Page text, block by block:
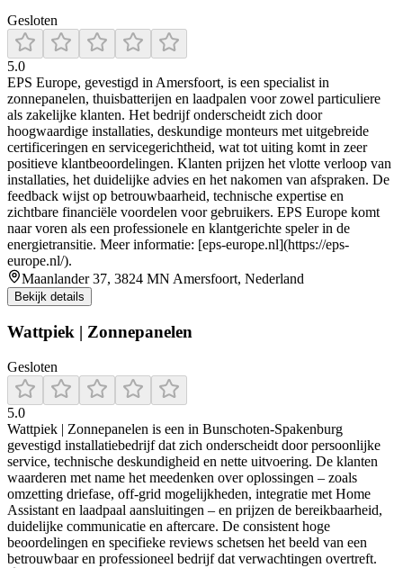
Gesloten
5.0
EPS Europe, gevestigd in Amersfoort, is een specialist in
zonnepanelen, thuisbatterijen en laadpalen voor zowel particuliere
als zakelijke klanten. Het bedrijf onderscheidt zich door
hoogwaardige installaties, deskundige monteurs met uitgebreide
certificeringen en servicegerichtheid, wat tot uiting komt in zeer
positieve klantbeoordelingen. Klanten prijzen het vlotte verloop van
installaties, het duidelijke advies en het nakomen van afspraken. De
feedback wijst op betrouwbaarheid, technische expertise en
zichtbare financiële voordelen voor gebruikers. EPS Europe komt
naar voren als een professionele en klantgerichte speler in de
energietransitie. Meer informatie: [eps-europe.nl](https://eps-
europe.nl/).
Maanlander 37, 3824 MN Amersfoort, Nederland
Bekijk details
Wattpiek | Zonnepanelen
Gesloten
5.0
Wattpiek | Zonnepanelen is een in Bunschoten‑Spakenburg
gevestigd installatiebedrijf dat zich onderscheidt door persoonlijke
service, technische deskundigheid en nette uitvoering. De klanten
waarderen met name het meedenken over oplossingen – zoals
omzetting driefase, off‑grid mogelijkheden, integratie met Home
Assistant en laadpaal aansluitingen – en prijzen de bereikbaarheid,
duidelijke communicatie en aftercare. De consistent hoge
beoordelingen en specifieke reviews schetsen het beeld van een
betrouwbaar en professioneel bedrijf dat verwachtingen overtreft.